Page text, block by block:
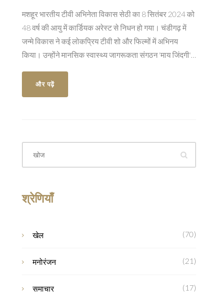
मशहूर भारतीय टीवी अभिनेता विकास सेठी का 8 सितंबर 2024 को
48 वर्ष की आयु में कार्डियक अरेस्ट से निधन हो गया। चंडीगढ़ में
जन्मे विकास ने कई लोकप्रिय टीवी शो और फिल्मों में अभिनय
किया। उन्होंने मानसिक स्वास्थ्य जागरूकता संगठन 'माय जिंदगी'
और पढ़ें
श्रेणियाँ
खेल (70)
मनोरंजन (21)
समाचार (17)